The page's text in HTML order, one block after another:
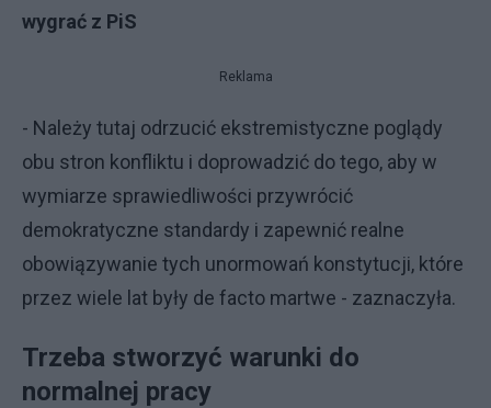
wygrać z PiS
Reklama
- Należy tutaj odrzucić ekstremistyczne poglądy
obu stron konfliktu i doprowadzić do tego, aby w
wymiarze sprawiedliwości przywrócić
demokratyczne standardy i zapewnić realne
obowiązywanie tych unormowań konstytucji, które
przez wiele lat były de facto martwe - zaznaczyła.
Trzeba stworzyć warunki do
normalnej pracy